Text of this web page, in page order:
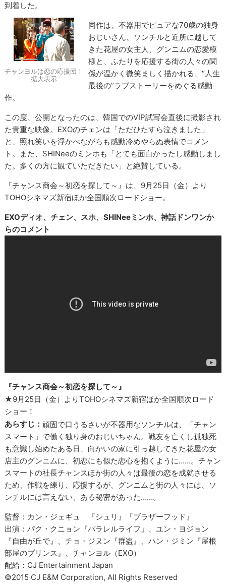
到着した。
チャンヨルは恋の応援団！
拡大表示
同作は、不器用でピュアな70歳の独身
おじいさん、ソンチルと近所に越して
きた花屋の女主人、グンニムの恋愛模
様と、ふたりを応援する街の人々の関
係が温かく微笑ましく描かれる、“人生
最後の”ラブストーリーをめぐる感動
作。
この度、公開となったのは、韓国でのVIP試写会直後に撮影され
た貴重な映像。EXOのチェンは「ただひたすら泣きました」
と、照れ笑いを浮かべながらも感動冷めやらぬ表情でコメン
ト。また、SHINeeのミンホも「とても面白かったし感動しまし
た。多くの方に観ていただきたい」と絶賛している。
『チャンス商会～初恋を探して～』は、9月25日（金）より
TOHOシネマズ新宿ほか全国順次ロードショー。
EXOディオ、チェン、スホ、SHINeeミンホ、神話ドンワンか
らのコメント
『チャンス商会～初恋を探して～』
★9月25日（金）よりTOHOシネマズ新宿ほか全国順次ロード
ショー！
あらすじ：頑固で口うるさいが不器用なソンチルは、「チャン
スマート」で働く独り身のおじいちゃん。戦友を亡くし孤独死
も意識し始めたある日、向かいの家に引っ越してきた花屋の女
店主のグンニムに、初恋にも似た恋心を抱くように……。チャン
スマートの社長チャンスほか街の人々は最後の恋を成就させる
ため、作戦を練り、応援するが、グンニムと街の人々には、ソ
ンチルには言えない、ある秘密があった……。
監督：カン・ジェギュ 『シュリ』『ブラザーフッド』
出演：パク・クニョン『パラレルライフ』、ユン・ヨジョン
『自由が丘で』、チョ・ジヌン『群盗』、ハン・ジミン『屋根
部屋のプリンス』、チャンヨル（EXO）
配給：CJ Entertainment Japan
©2015 CJ E&M Corporation, All Rights Reserved